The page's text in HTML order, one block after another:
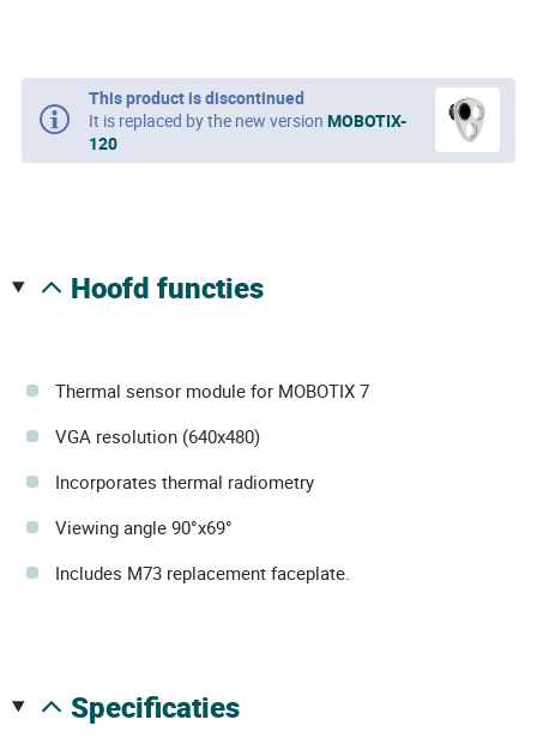
This product is discontinued
It is replaced by the new versionMOBOTIX-
120
hoofd functies
Thermal sensor module for MOBOTIX 7
VGA resolution (640x480)
Incorporates thermal radiometry
Viewing angle 90°x69°
Includes M73 replacement faceplate.
specificaties